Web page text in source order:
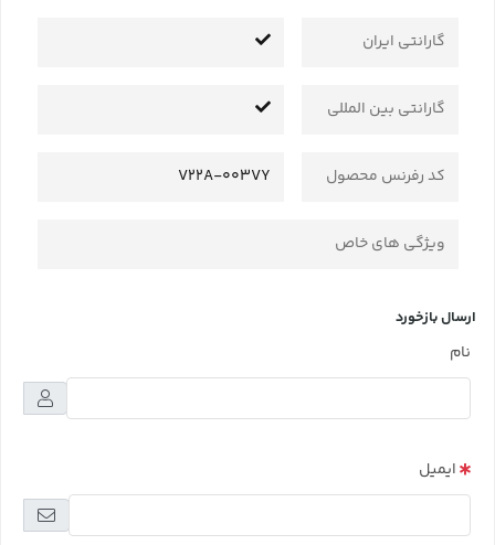
گارانتی ایران
گارانتی بین المللی
کد رفرنس محصول V22A-003VY
ویژگی های خاص
ارسال بازخورد
نام
ایمیل